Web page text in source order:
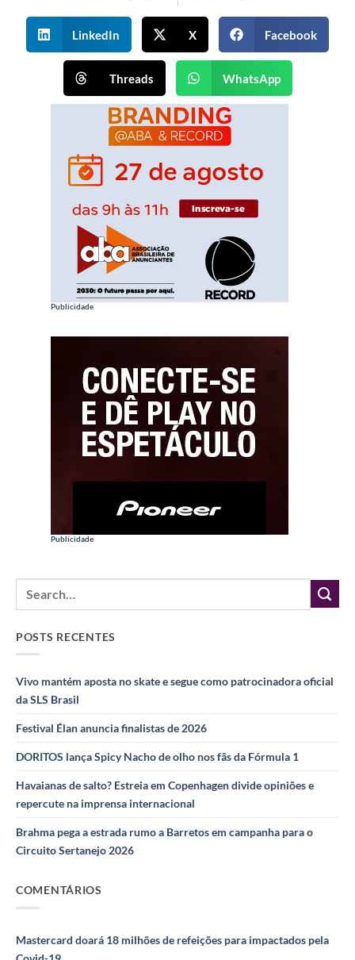
LinkedIn X Facebook
Threads WhatsApp
Publicidade
Publicidade
POSTS RECENTES
Vivo mantém aposta no skate e segue como patrocinadora oficial
da SLS Brasil
Festival Élan anuncia finalistas de 2026
DORITOS lança Spicy Nacho de olho nos fãs da Fórmula 1
Havaianas de salto? Estreia em Copenhagen divide opiniões e
repercute na imprensa internacional
Brahma pega a estrada rumo a Barretos em campanha para o
Circuito Sertanejo 2026
COMENTÁRIOS
Mastercard doará 18 milhões de refeições para impactados pela